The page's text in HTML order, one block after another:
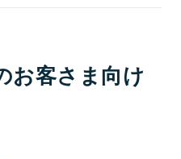
お客さま向け